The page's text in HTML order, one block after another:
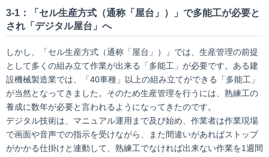
3-1：「セル生産方式（通称「屋台」）」で多能工が必要と
され「デジタル屋台」へ
しかし、「セル生産方式（通称「屋台」）」では、生産管理の前提
として多くの組み立て作業が出来る「多能工」が必要です。ある建
設機械製造業では、「40車種」以上の組み立てができる「多能工」
が当然となってきました。そのため生産管理を行うには、熟練工の
養成に数年が必要と言われるようになってきたのです。
デジタル技術は、マニュアル運用まで及び始め、作業者は作業現場
で画面や音声での指示を受けながら、また間違いがあればストップ
がかかる仕掛けと連動して、熟練工でなければ出来ない作業を1週間